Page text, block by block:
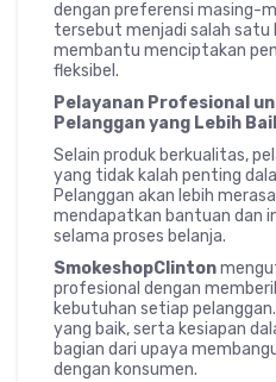
dengan preferensi masing-
tersebut menjadi salah satu
membantu menciptakan
fleksibel.
Pelayanan Profesional
Pelanggan yang Lebih
Selain produk berkualitas,
yang tidak kalah penting
Pelanggan akan lebih
mendapatkan bantuan dan
selama proses belanja.
SmokeshopClinton
profesional dengan
kebutuhan setiap
yang baik, serta kesiapan
bagian dari upaya
dengan konsumen.